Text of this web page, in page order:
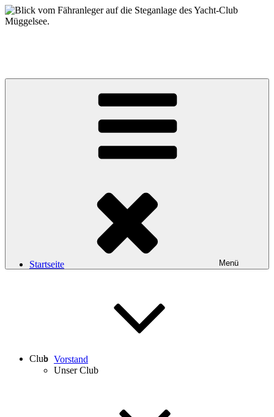
Zum
Inhalt
Menü
Startseite
Club Vorstand
Unser Club